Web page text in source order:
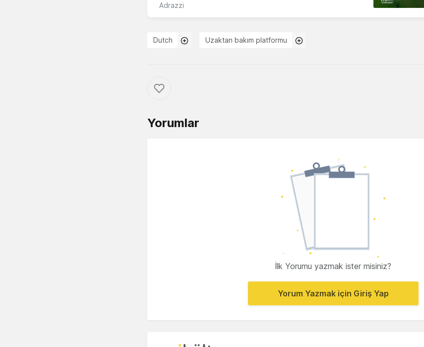
Adrazzi
Dutch Uzaktan bakım platformu
Yorumlar
İlk Yorumu yazmak ister misiniz?
Yorum Yazmak için Giriş Yap